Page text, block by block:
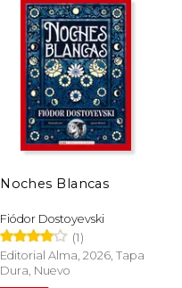
15%
dcto.
Noches Blancas
Fiódor Dostoyevski
(1)
Editorial Alma, 2026, Tapa
Dura, Nuevo